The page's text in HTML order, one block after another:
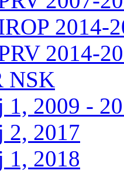
2014-
2014-
NSK
1, 2009 -
2, 2017
1, 2018